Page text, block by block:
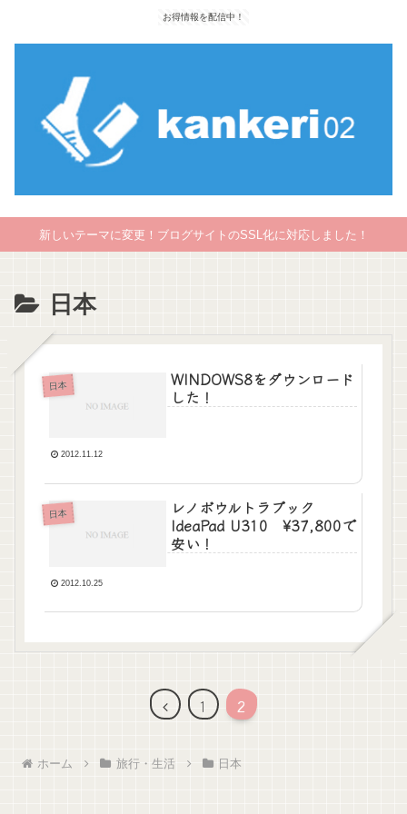
お得情報を配信中！
新しいテーマに変更！ブログサイトのSSL化に対応しました！
日本
日本
WINDOWS8をダウンロード
した！
2012.11.12
日本
レノボウルトラブック
IdeaPad U310 ¥37,800で
安い！
2012.10.25
1 2
ホーム 旅行・生活 日本